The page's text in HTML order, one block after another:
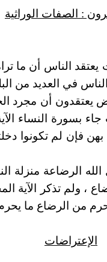
: الصفات الوراثية
يعتقد الناس أن ما
الناس في العديد من
يعتقدون أن مجرد
بهن فإن لم تكونوا
الرضاعة
، ولم تذكر الآية
من الرضاع ما
الإعتراضات